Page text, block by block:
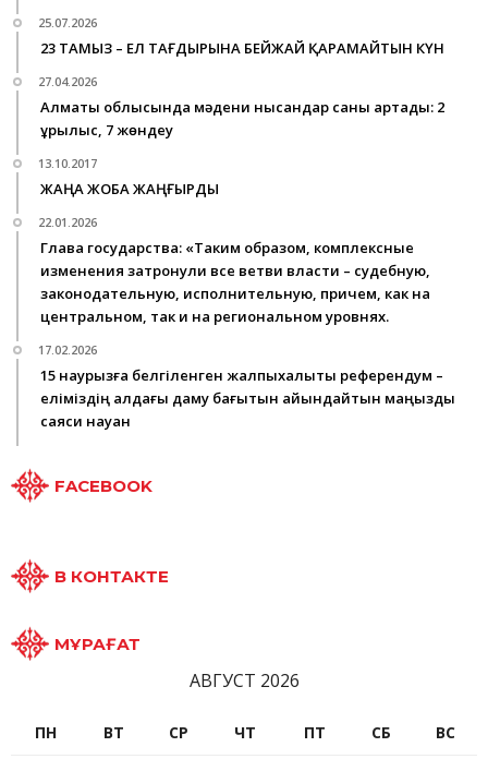
25.07.2026
23 ТАМЫЗ – ЕЛ ТАҒДЫРЫНА БЕЙЖАЙ ҚАРАМАЙТЫН КҮН
27.04.2026
Алматы облысында мәдени нысандар саны артады: 2
құрылыс, 7 жөндеу
13.10.2017
ЖАҢА ЖОБА ЖАҢҒЫРДЫ
22.01.2026
Глава государства: «Таким образом, комплексные
изменения затронули все ветви власти – судебную,
законодательную, исполнительную, причем, как на
центральном, так и на региональном уровнях.
17.02.2026
15 наурызға белгіленген жалпыхалықтық референдум –
еліміздің алдағы даму бағытын айқындайтын маңызды
саяси науқан
FACEBOOK
В КОНТАКТЕ
МҰРАҒАТ
АВГУСТ 2026
ПН ВТ СР ЧТ ПТ СБ ВС